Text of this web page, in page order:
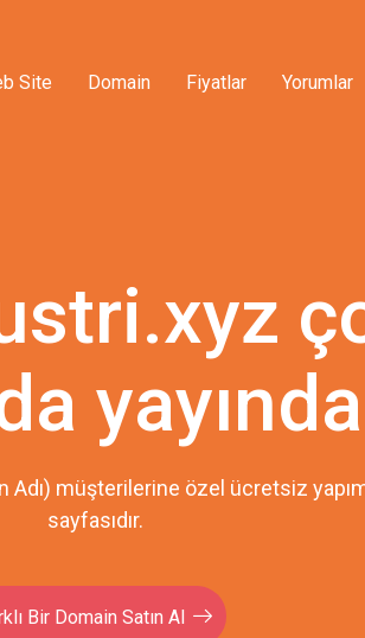
Site Domain Fiyatlar Yorumlar
müşterilerine özel ücretsiz
sayfasıdır.
Bir Domain Satın Al